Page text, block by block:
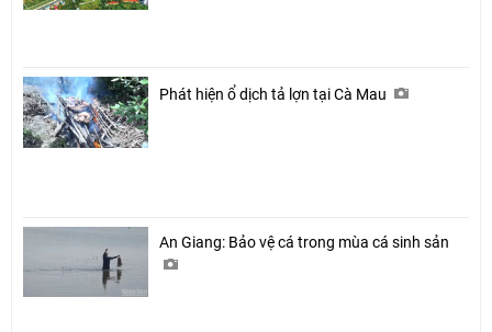
Phát hiện ổ dịch tả lợn tại Cà Mau
An Giang: Bảo vệ cá trong mùa cá sinh sản